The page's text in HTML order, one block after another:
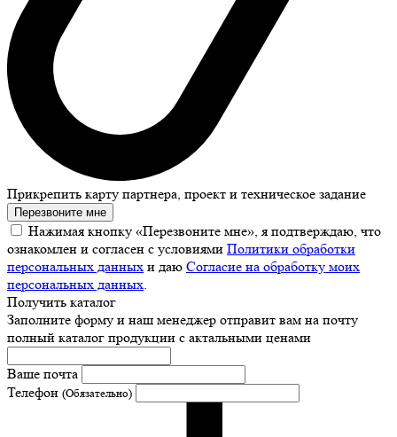
Прикрепить карту партнера, проект и техническое задание
Перезвоните мне
Нажимая кнопку «Перезвоните мне», я подтверждаю, что
ознакомлен и согласен с условиями Политики обработки
персональных данных и даю Согласие на обработку моих
персональных данных.
Получить каталог
Заполните форму и наш менеджер отправит вам на почту
полный каталог продукции с актальными ценами
Ваше почта
Телефон (Обязательно)